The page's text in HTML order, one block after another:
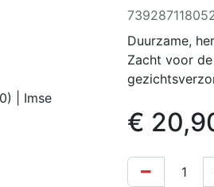
Duurzame,
Zacht voor
€